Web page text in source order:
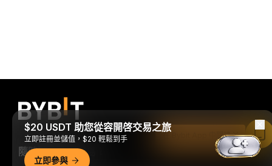
隨時隨地進行交易！
$20 USDT 助您從容開啓交易之旅
立即註冊並儲值，$20 輕鬆到手
立即參與
在 Bybit App 中閱讀